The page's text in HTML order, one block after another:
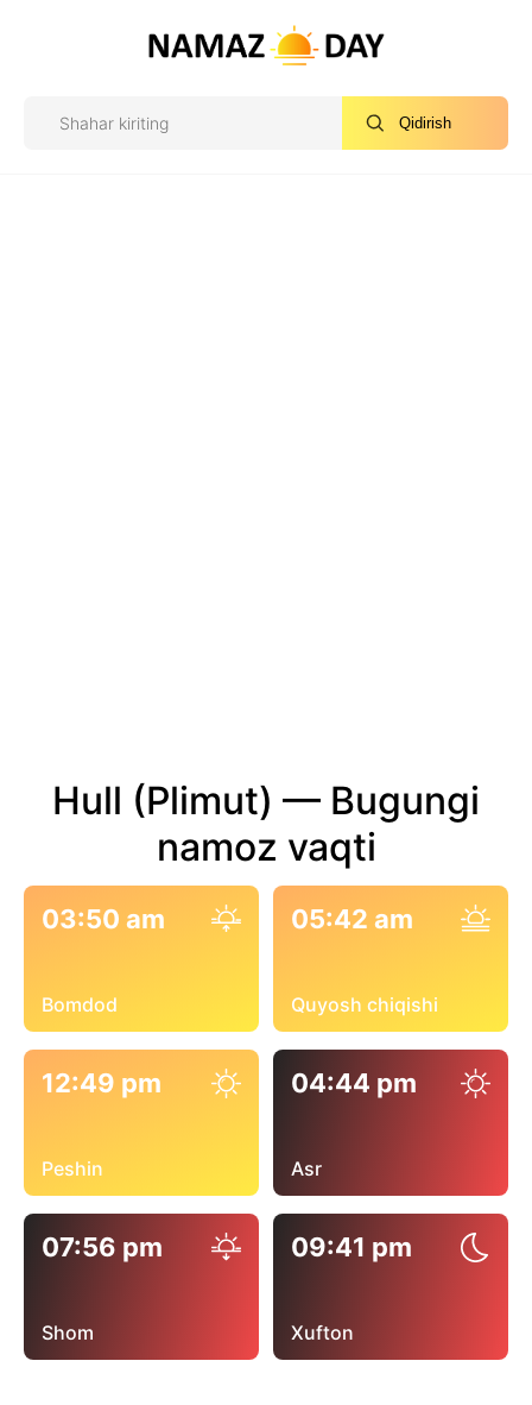
Qidirish
Hull (Plimut) — Bugungi
namoz vaqti
03:50 am
Bomdod
05:42 am
Quyosh chiqishi
12:49 pm
Peshin
04:44 pm
Asr
07:56 pm
Shom
09:41 pm
Xufton